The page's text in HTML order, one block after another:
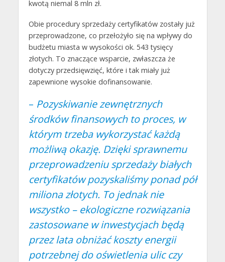
kwotą niemal 8 mln zł.
Obie procedury sprzedaży certyfikatów zostały już
przeprowadzone, co przełożyło się na wpływy do
budżetu miasta w wysokości ok. 543 tysięcy
złotych. To znaczące wsparcie, zwłaszcza że
dotyczy przedsięwzięć, które i tak miały już
zapewnione wysokie dofinansowanie.
– Pozyskiwanie zewnętrznych
środków finansowych to proces, w
którym trzeba wykorzystać każdą
możliwą okazję. Dzięki sprawnemu
przeprowadzeniu sprzedaży białych
certyfikatów pozyskaliśmy ponad pół
miliona złotych. To jednak nie
wszystko – ekologiczne rozwiązania
zastosowane w inwestycjach będą
przez lata obniżać koszty energii
potrzebnej do oświetlenia ulic czy